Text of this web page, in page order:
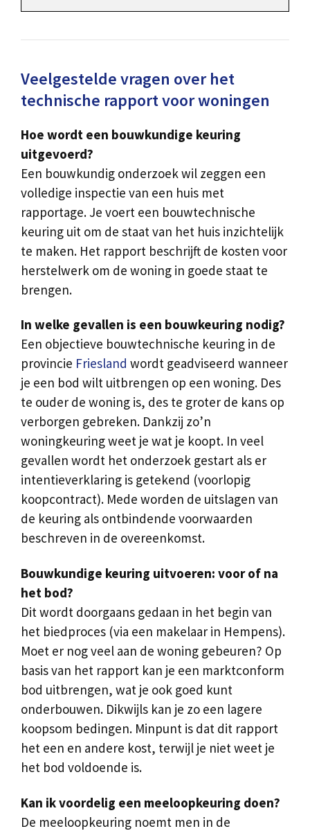
Veelgestelde vragen over het
technische rapport voor woningen
Hoe wordt een bouwkundige keuring
uitgevoerd?
Een bouwkundig onderzoek wil zeggen een
volledige inspectie van een huis met
rapportage. Je voert een bouwtechnische
keuring uit om de staat van het huis inzichtelijk
te maken. Het rapport beschrijft de kosten voor
herstelwerk om de woning in goede staat te
brengen.
In welke gevallen is een bouwkeuring nodig?
Een objectieve bouwtechnische keuring in de
provincie Friesland wordt geadviseerd wanneer
je een bod wilt uitbrengen op een woning. Des
te ouder de woning is, des te groter de kans op
verborgen gebreken. Dankzij zo’n
woningkeuring weet je wat je koopt. In veel
gevallen wordt het onderzoek gestart als er
intentieverklaring is getekend (voorlopig
koopcontract). Mede worden de uitslagen van
de keuring als ontbindende voorwaarden
beschreven in de overeenkomst.
Bouwkundige keuring uitvoeren: voor of na
het bod?
Dit wordt doorgaans gedaan in het begin van
het biedproces (via een makelaar in Hempens).
Moet er nog veel aan de woning gebeuren? Op
basis van het rapport kan je een marktconform
bod uitbrengen, wat je ook goed kunt
onderbouwen. Dikwijls kan je zo een lagere
koopsom bedingen. Minpunt is dat dit rapport
het een en andere kost, terwijl je niet weet je
het bod voldoende is.
Kan ik voordelig een meeloopkeuring doen?
De meeloopkeuring noemt men in de